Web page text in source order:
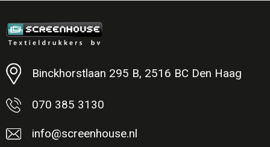
Minimale afname: 1
Binckhorstlaan 295 B, 2516 BC Den Haag
070 385 3130
info@screenhouse.nl